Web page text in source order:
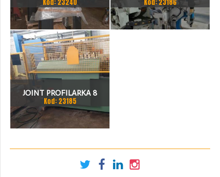
Kod: 23240
Kod: 23186
JOINT PROFILARKA 8
STACJI
Kod: 23185